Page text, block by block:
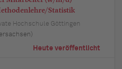
Statistik
Hochschule Göttingen
Heute veröffentlicht